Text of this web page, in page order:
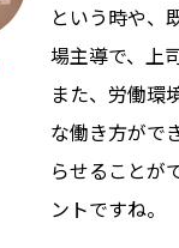
という時や、
場主導で、上
また、労働環
な働き方がで
らせることが
ントですね。